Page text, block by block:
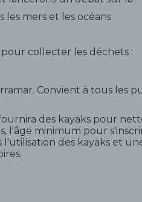
mers et les océans.
collecter les déchets :
Convient à tous les
des kayaks pour
l'âge minimum pour
des kayaks et